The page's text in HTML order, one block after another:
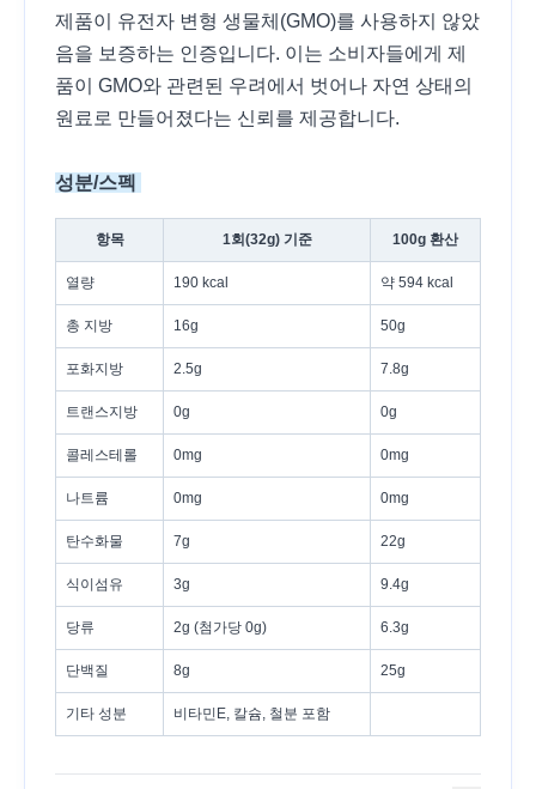
제품이 유전자 변형 생물체(GMO)를 사용하지 않았
음을 보증하는 인증입니다. 이는 소비자들에게 제
품이 GMO와 관련된 우려에서 벗어나 자연 상태의
원료로 만들어졌다는 신뢰를 제공합니다.
성분/스펙
항목 1회(32g) 기준 100g 환산
열량 190 kcal 약 594 kcal
총 지방 16g 50g
포화지방 2.5g 7.8g
트랜스지방 0g 0g
콜레스테롤 0mg 0mg
나트륨 0mg 0mg
탄수화물 7g 22g
식이섬유 3g 9.4g
당류 2g (첨가당 0g) 6.3g
단백질 8g 25g
기타 성분 비타민E, 칼슘, 철분 포함